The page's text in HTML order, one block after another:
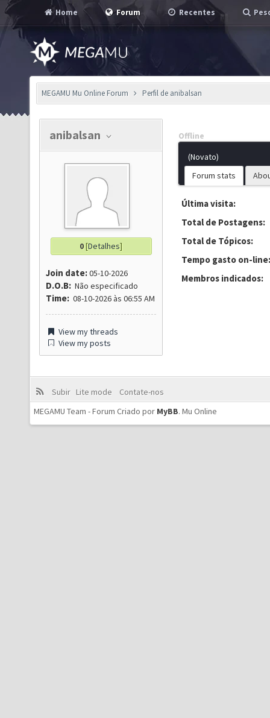
Home Forum Recentes
MEGAMU Mu Online Forum Perfil de anibalsan
anibalsan
0[Detalhes]
Join date:05-10-2026
D.O.B: Não especificado
Time: 08-10-2026 às 06:55 AM
View my threads
View my posts
Offline
(Novato)
Forum stats
Última visita:
Total de Postagens:
Total de Tópicos:
Tempo gasto on-line:
Membros indicados:
Subir Lite mode
Contate-nos
MEGAMU Team - Forum Criado por MyBB. Mu Online